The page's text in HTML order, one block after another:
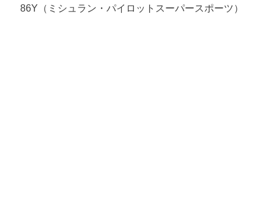
86Y（ミシュラン・パイロットスーパースポーツ）